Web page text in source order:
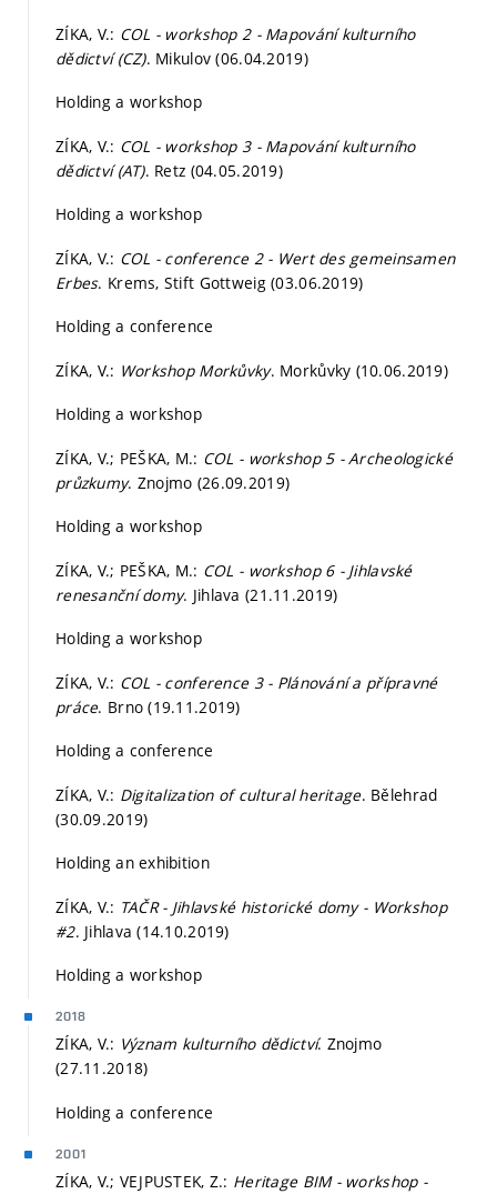
ZÍKA, V.: COL - workshop 2 - Mapování kulturního
dědictví (CZ). Mikulov (06.04.2019)
Holding a workshop
ZÍKA, V.: COL - workshop 3 - Mapování kulturního
dědictví (AT). Retz (04.05.2019)
Holding a workshop
ZÍKA, V.: COL - conference 2 - Wert des gemeinsamen
Erbes. Krems, Stift Gottweig (03.06.2019)
Holding a conference
ZÍKA, V.: Workshop Morkůvky. Morkůvky (10.06.2019)
Holding a workshop
ZÍKA, V.; PEŠKA, M.: COL - workshop 5 - Archeologické
průzkumy. Znojmo (26.09.2019)
Holding a workshop
ZÍKA, V.; PEŠKA, M.: COL - workshop 6 - Jihlavské
renesanční domy. Jihlava (21.11.2019)
Holding a workshop
ZÍKA, V.: COL - conference 3 - Plánování a přípravné
práce. Brno (19.11.2019)
Holding a conference
ZÍKA, V.: Digitalization of cultural heritage. Bělehrad
(30.09.2019)
Holding an exhibition
ZÍKA, V.: TAČR - Jihlavské historické domy - Workshop
#2. Jihlava (14.10.2019)
Holding a workshop
2018
ZÍKA, V.: Význam kulturního dědictví. Znojmo
(27.11.2018)
Holding a conference
2001
ZÍKA, V.; VEJPUSTEK, Z.: Heritage BIM - workshop -